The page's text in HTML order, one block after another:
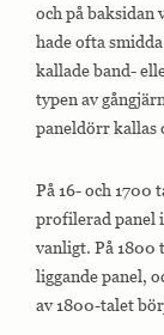
och på baksidan
hade ofta
kallade band-
typen av
paneldörr kallas
På 16- och 1700
profilerad panel
vanligt. På 1800
liggande panel,
av 1800-talet